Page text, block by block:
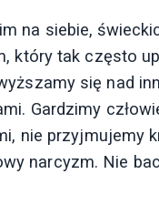
na siebie,
który tak często
się nad
Gardzimy
nie przyjmujemy
narcyzm. Nie